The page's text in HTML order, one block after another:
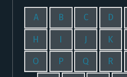
A B C D
H I J K
O P Q R